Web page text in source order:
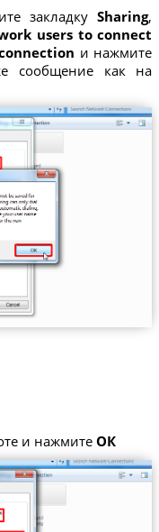
закладкуSharing,
users to connect
и нажмите
сообщение как на
и нажмите ОК